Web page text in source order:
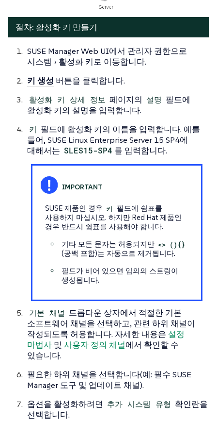
절차: 활성화 키 만들기
SUSE Manager Web UI에서 관리자 권한으로
시스템
활성화 키로 이동합니다.
키 생성 버튼을 클릭합니다.
활성화 키 상세 정보 페이지의 설명 필드에
활성화 키의 설명을 입력합니다.
키 필드에 활성화 키의 이름을 입력합니다. 예를
들어, SUSE Linux Enterprise Server 15 SP4에
대해서는 SLES15-SP4 를 입력합니다.
SUSE 제품인 경우 키 필드에 쉼표를
사용하지 마십시오. 하지만 Red Hat 제품인
경우 반드시 쉼표를 사용해야 합니다.
기타 모든 문자는 허용되지만 <> (){}
(공백 포함)는 자동으로 제거됩니다.
필드가 비어 있으면 임의의 스트링이
생성됩니다.
기본 채널 드롭다운 상자에서 적절한 기본
소프트웨어 채널을 선택하고, 관련 하위 채널이
작성되도록 허용합니다. 자세한 내용은 설정
마법사 및 사용자 정의 채널에서 확인할 수
있습니다.
필요한 하위 채널을 선택합니다(예: 필수 SUSE
Manager 도구 및 업데이트 채널).
옵션을 활성화하려면 추가 시스템 유형 확인란을
선택합니다.